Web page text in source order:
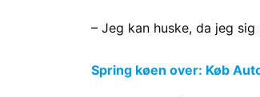
– Jeg kan huske, da jeg
Spring køen over: Køb